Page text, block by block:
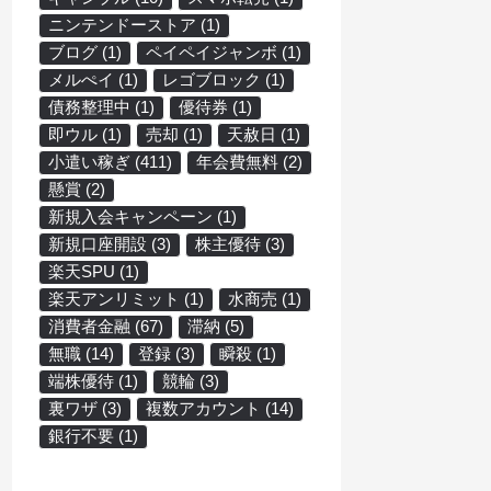
ニンテンドーストア (1)
ブログ (1) ペイペイジャンボ (1)
メルぺイ (1) レゴブロック (1)
債務整理中 (1) 優待券 (1)
即ウル (1) 売却 (1) 天赦日 (1)
小遣い稼ぎ (411) 年会費無料 (2)
懸賞 (2)
新規入会キャンペーン (1)
新規口座開設 (3) 株主優待 (3)
楽天SPU (1)
楽天アンリミット (1) 水商売 (1)
消費者金融 (67) 滞納 (5)
無職 (14) 登録 (3) 瞬殺 (1)
端株優待 (1) 競輪 (3)
裏ワザ (3) 複数アカウント (14)
銀行不要 (1)